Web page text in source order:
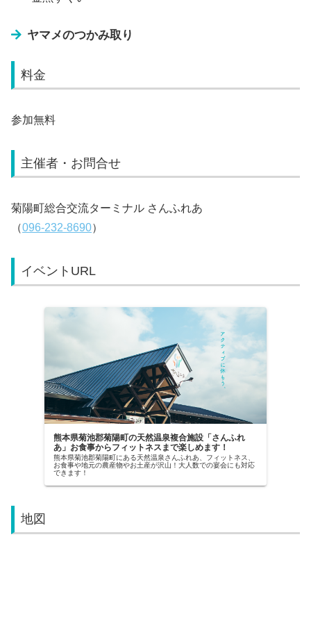
ヤマメのつかみ取り
料金
参加無料
主催者・お問合せ
菊陽町総合交流ターミナル さんふれあ
（096-232-8690）
イベントURL
熊本県菊池郡菊陽町の天然温泉複合施設「さんふれ
あ」お食事からフィットネスまで楽しめます！
熊本県菊池郡菊陽町にある天然温泉さんふれあ、フィットネス、
お食事や地元の農産物やお土産が沢山！大人数での宴会にも対応
できます！
地図